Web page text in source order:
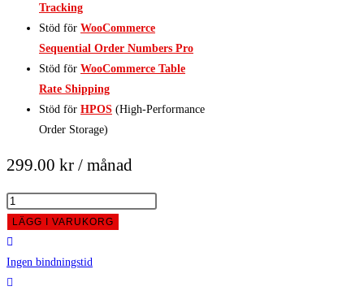
Tracking
Stöd för WooCommerce
Sequential Order Numbers Pro
Stöd för WooCommerce Table
Rate Shipping
Stöd för HPOS (High-Performance
Order Storage)
299.00 kr / månad
DB
Schenker
för
WooCommerce
mängd
LÄGG I VARUKORG
Ingen bindningstid